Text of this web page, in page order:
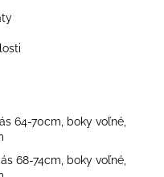
64-70cm, boky voľné,
68-74cm, boky voľné,